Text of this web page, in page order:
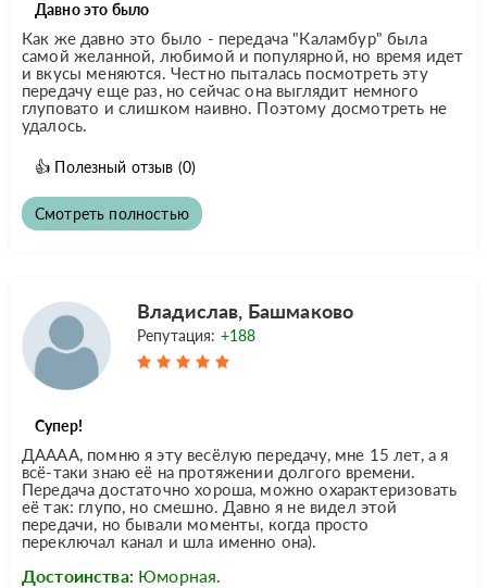
Давно это было
Как же давно это было - передача "Каламбур" была
самой желанной, любимой и популярной, но время идет
и вкусы меняются. Честно пыталась посмотреть эту
передачу еще раз, но сейчас она выглядит немного
глуповато и слишком наивно. Поэтому досмотреть не
удалось.
👍 Полезный отзыв (0)
Смотреть полностью
Владислав, Башмаково
Репутация: +188
Супер!
ДАААА, помню я эту весёлую передачу, мне 15 лет, а я
всё-таки знаю её на протяжении долгого времени.
Передача достаточно хороша, можно охарактеризовать
её так: глупо, но смешно. Давно я не видел этой
передачи, но бывали моменты, когда просто
переключал канал и шла именно она).
Достоинства: Юморная.